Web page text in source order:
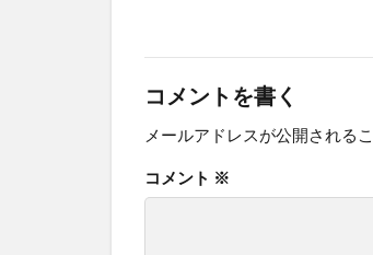
コメントを書く
メールアドレスが公開される
コメント ※